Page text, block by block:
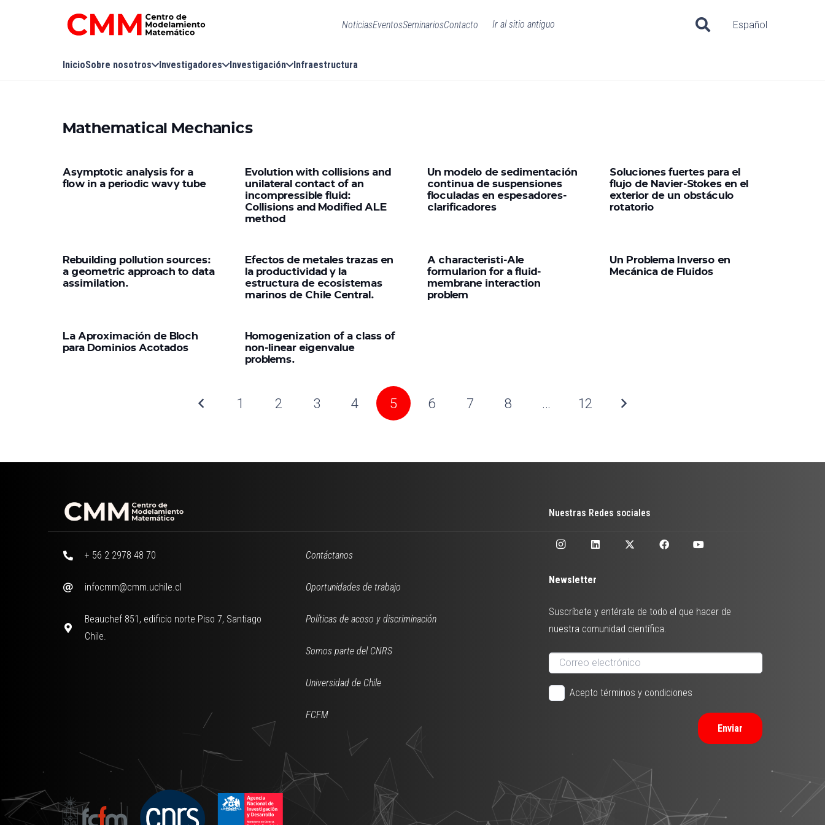
NoticiasEventosSeminariosContacto Ir al sitio antiguo Español
InicioSobre nosotros Investigadores Investigación Infraestructura
Mathematical Mechanics
Asymptotic analysis for a
flow in a periodic wavy tube
Evolution with collisions and
unilateral contact of an
incompressible fluid:
Collisions and Modified ALE
method
Un modelo de sedimentación
continua de suspensiones
floculadas en espesadores-
clarificadores
Soluciones fuertes para el
flujo de Navier-Stokes en el
exterior de un obstáculo
rotatorio
Rebuilding pollution sources:
a geometric approach to data
assimilation.
Efectos de metales trazas en
la productividad y la
estructura de ecosistemas
marinos de Chile Central.
A characteristi-Ale
formularion for a fluid-
membrane interaction
problem
Un Problema Inverso en
Mecánica de Fluidos
La Aproximación de Bloch
para Dominios Acotados
Homogenization of a class of
non-linear eigenvalue
problems.
1 2 3 4 5 6 7 8 … 12
Nuestras Redes sociales
+ 56 2 2978 48 70
infocmm@cmm.uchile.cl
Beauchef 851, edificio norte Piso 7, Santiago
Chile.
Contáctanos
Oportunidades de trabajo
Políticas de acoso y discriminación
Somos parte del CNRS
Universidad de Chile
FCFM
Newsletter
Suscríbete y entérate de todo el que hacer de
nuestra comunidad científica.
Acepto términos y condiciones
Enviar